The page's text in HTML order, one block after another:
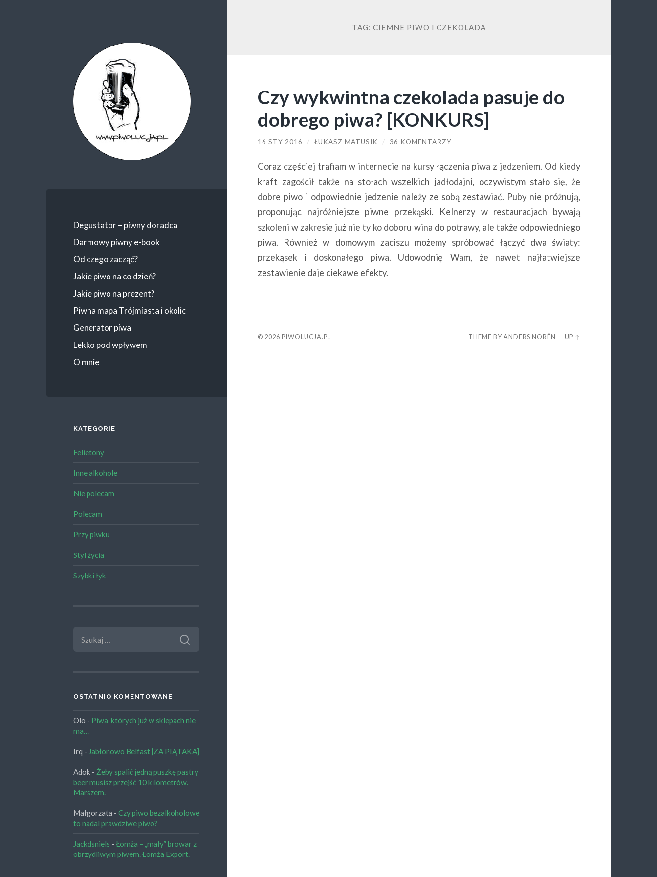
Degustator – piwny doradca
Darmowy piwny e-book
Od czego zacząć?
Jakie piwo na co dzień?
Jakie piwo na prezent?
Piwna mapa Trójmiasta i okolic
Generator piwa
Lekko pod wpływem
O mnie
KATEGORIE
Felietony
Inne alkohole
Nie polecam
Polecam
Przy piwku
Styl życia
Szybki łyk
OSTATNIO KOMENTOWANE
Olo - Piwa, których już w sklepach nie
ma…
Irq - Jabłonowo Belfast [ZA PIĄTAKA]
Adok - Żeby spalić jedną puszkę pastry
beer musisz przejść 10 kilometrów.
Marszem.
Małgorzata - Czy piwo bezalkoholowe
to nadal prawdziwe piwo?
Jackdsniels - Łomża – „mały” browar z
obrzydliwym piwem. Łomża Export.
TAG: CIEMNE PIWO I CZEKOLADA
Czy wykwintna czekolada pasuje do
dobrego piwa? [KONKURS]
16 STY 2016 / ŁUKASZ MATUSIK / 36 KOMENTARZY
Coraz częściej trafiam w internecie na kursy łączenia piwa z jedzeniem. Od kiedy
kraft zagościł także na stołach wszelkich jadłodajni, oczywistym stało się, że
dobre piwo i odpowiednie jedzenie należy ze sobą zestawiać. Puby nie próżnują,
proponując najróżniejsze piwne przekąski. Kelnerzy w restauracjach bywają
szkoleni w zakresie już nie tylko doboru wina do potrawy, ale także odpowiedniego
piwa. Również w domowym zaciszu możemy spróbować łączyć dwa światy:
przekąsek i doskonałego piwa. Udowodnię Wam, że nawet najłatwiejsze
zestawienie daje ciekawe efekty.
© 2026 PIWOLUCJA.PL THEME BYANDERS NORÉN —UP ↑